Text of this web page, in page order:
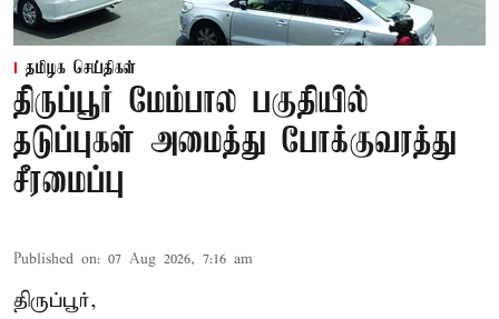
தமிழக செய்திகள்
திருப்பூர் மேம்பால பகுதியில்
தடுப்புகள் அமைத்து போக்குவரத்து
சீரமைப்பு
Published on: 07 Aug 2026, 7:16 am
திருப்பூர்,